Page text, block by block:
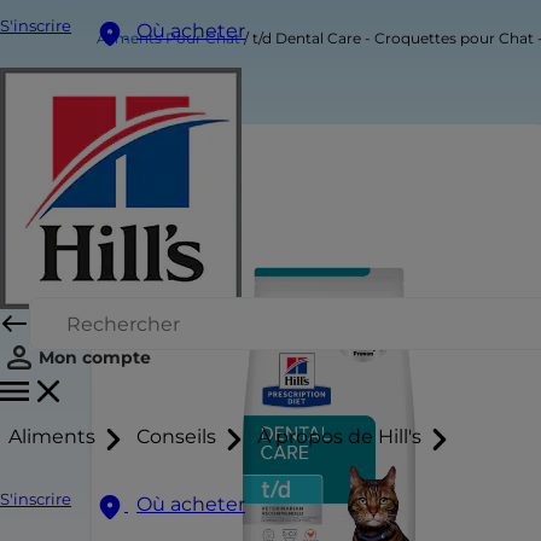
S'inscrire Où acheter
Mon compte
Aliments Conseils À propos de Hill's
S'inscrire Où acheter
Aliments Pour Chat t/d Dental Care - Croquettes pour Chat